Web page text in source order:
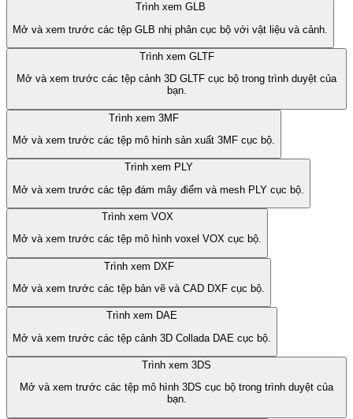
Trình xem GLB
Mở và xem trước các tệp GLB nhị phân cục bộ với vật liệu và cảnh.
Trình xem GLTF
Mở và xem trước các tệp cảnh 3D GLTF cục bộ trong trình duyệt của
bạn.
Trình xem 3MF
Mở và xem trước các tệp mô hình sản xuất 3MF cục bộ.
Trình xem PLY
Mở và xem trước các tệp đám mây điểm và mesh PLY cục bộ.
Trình xem VOX
Mở và xem trước các tệp mô hình voxel VOX cục bộ.
Trình xem DXF
Mở và xem trước các tệp bản vẽ và CAD DXF cục bộ.
Trình xem DAE
Mở và xem trước các tệp cảnh 3D Collada DAE cục bộ.
Trình xem 3DS
Mở và xem trước các tệp mô hình 3DS cục bộ trong trình duyệt của
bạn.